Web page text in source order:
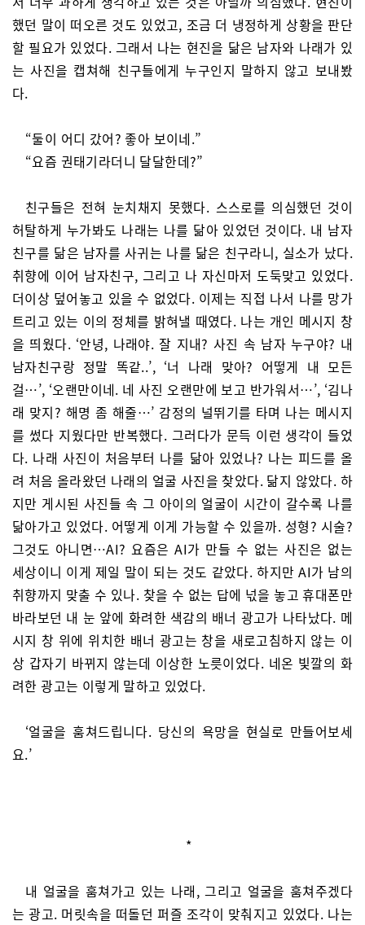
했던 말이 떠오른 것도 있었고, 조금 더 냉정하게 상황을 판단
할 필요가 있었다. 그래서 나는 현진을 닮은 남자와 나래가 있
는 사진을 캡쳐해 친구들에게 누구인지 말하지 않고 보내봤
다.
“둘이 어디 갔어? 좋아 보이네.”
“요즘 권태기라더니 달달한데?”
친구들은 전혀 눈치채지 못했다. 스스로를 의심했던 것이
허탈하게 누가봐도 나래는 나를 닮아 있었던 것이다. 내 남자
친구를 닮은 남자를 사귀는 나를 닮은 친구라니, 실소가 났다.
취향에 이어 남자친구, 그리고 나 자신마저 도둑맞고 있었다.
더이상 덮어놓고 있을 수 없었다. 이제는 직접 나서 나를 망가
트리고 있는 이의 정체를 밝혀낼 때였다. 나는 개인 메시지 창
을 띄웠다. ‘안녕, 나래야. 잘 지내? 사진 속 남자 누구야? 내
남자친구랑 정말 똑같..’, ‘너 나래 맞아? 어떻게 내 모든
걸…’, ‘오랜만이네. 네 사진 오랜만에 보고 반가워서…’, ‘김나
래 맞지? 해명 좀 해줄…’ 감정의 널뛰기를 타며 나는 메시지
를 썼다 지웠다만 반복했다. 그러다가 문득 이런 생각이 들었
다. 나래 사진이 처음부터 나를 닮아 있었나? 나는 피드를 올
려 처음 올라왔던 나래의 얼굴 사진을 찾았다. 닮지 않았다. 하
지만 게시된 사진들 속 그 아이의 얼굴이 시간이 갈수록 나를
닮아가고 있었다. 어떻게 이게 가능할 수 있을까. 성형? 시술?
그것도 아니면…AI? 요즘은 AI가 만들 수 없는 사진은 없는
세상이니 이게 제일 말이 되는 것도 같았다. 하지만 AI가 남의
취향까지 맞출 수 있나. 찾을 수 없는 답에 넋을 놓고 휴대폰만
바라보던 내 눈 앞에 화려한 색감의 배너 광고가 나타났다. 메
시지 창 위에 위치한 배너 광고는 창을 새로고침하지 않는 이
상 갑자기 바뀌지 않는데 이상한 노릇이었다. 네온 빛깔의 화
려한 광고는 이렇게 말하고 있었다.
‘얼굴을 훔쳐드립니다. 당신의 욕망을 현실로 만들어보세
요.’
*
내 얼굴을 훔쳐가고 있는 나래, 그리고 얼굴을 훔쳐주겠다
는 광고. 머릿속을 떠돌던 퍼즐 조각이 맞춰지고 있었다. 나는